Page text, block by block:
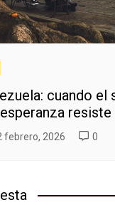
cuando el
resiste
febrero, 2026 0